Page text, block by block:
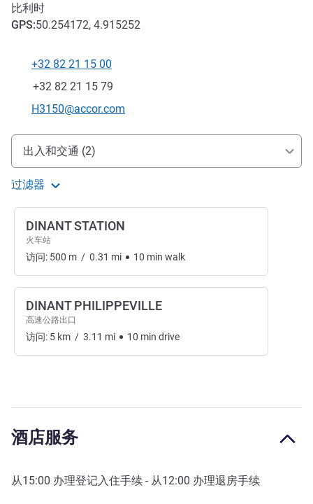
比利时
GPS:50.254172, 4.915252
电话
+32 82 21 15 00
传真
+32 82 21 15 79
联系电子邮件
H3150@accor.com
抵达和交通
出入和交通 (2)
过滤器
DINANT STATION
火车站
访问: 500 m / 0.31 mi 10 min walk
DINANT PHILIPPEVILLE
高速公路出口
访问: 5 km / 3.11 mi 10 min drive
酒店服务
从15:00 办理登记入住手续 - 从12:00 办理退房手续